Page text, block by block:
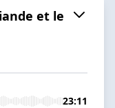
et le
23:11